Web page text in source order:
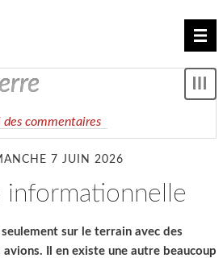
des commentaires
7 JUIN 2026
informationnelle
sur le terrain avec des
avions. Il en existe une autre beaucoup